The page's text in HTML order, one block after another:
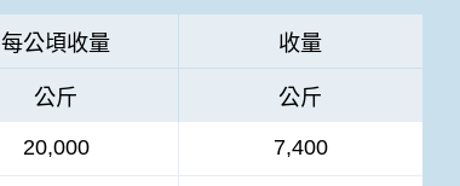
每公頃收量 收量
公斤 公斤
20,000 7,400